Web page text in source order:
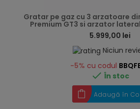
Gratar pe gaz cu 3 arzatoare
Premium GT3 si arzator
5.999,00 lei
Niciun
-5% cu codul
 În stoc
Adaugă în